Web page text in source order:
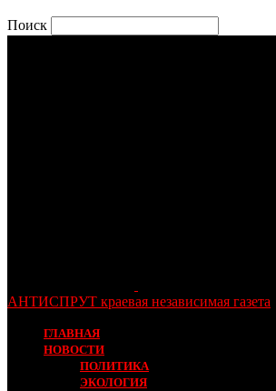
Поиск
АНТИСПРУТ краевая независимая газета
ГЛАВНАЯ
НОВОСТИ
ПОЛИТИКА
ЭКОЛОГИЯ